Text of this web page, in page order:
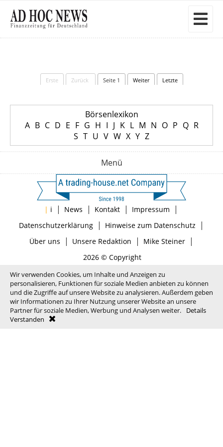
Erste Zurück Seite 1 Weiter Letzte
Börsenlexikon
A B C D E F G H I J K L M N O P Q R
S T U V W X Y Z
Menü
| i | News | Kontakt | Impressum |
Datenschutzerklärung| Hinweise zum Datenschutz |
Über uns | Unsere Redaktion | Mike Steiner|
2026 © Copyright
Wir verwenden Cookies, um Inhalte und Anzeigen zu
personalisieren, Funktionen für soziale Medien anbieten zu können
und die Zugriffe auf unsere Website zu analysieren. Außerdem geben
wir Informationen zu Ihrer Nutzung unserer Website an unsere
Partner für soziale Medien, Werbung und Analysen weiter.
Details
Verstanden